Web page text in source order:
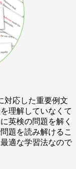
対応した重要例文
理解していなくて
英検の問題を解く
題を読み解けるこ
適な学習法なので